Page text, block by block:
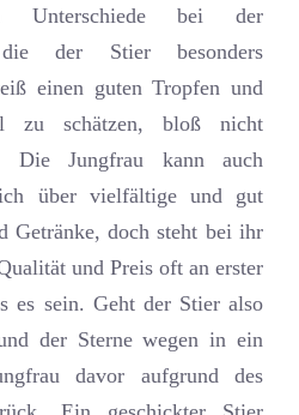
Unterschiede bei der
der Stier besonders
einen guten Tropfen und
zu schätzen, bloß nicht
Die Jungfrau kann auch
über vielfältige und gut
Getränke, doch steht bei ihr
und Preis oft an erster
es sein. Geht der Stier also
der Sterne wegen in ein
davor aufgrund des